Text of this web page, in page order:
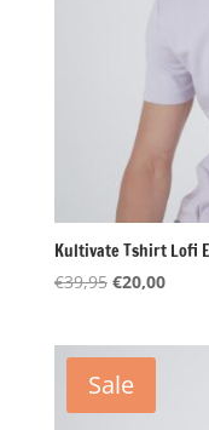
Kultivate Tshirt Lofi
€39,95
€39,95.
€20,00
Sale